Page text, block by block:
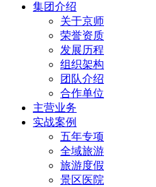
集团介绍
关于京师
荣誉资质
发展历程
组织架构
团队介绍
合作单位
主营业务
实战案例
五年专项
全域旅游
旅游度假
景区医院